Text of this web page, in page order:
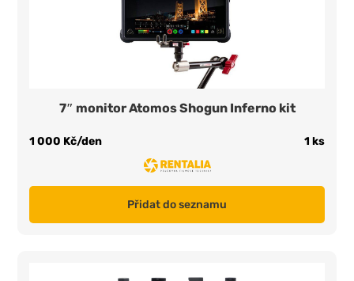
7″ monitor Atomos Shogun Inferno kit
1 000 Kč/den 1 ks
Přidat do seznamu